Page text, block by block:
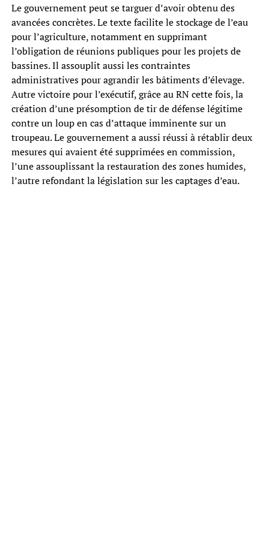
Le gouvernement peut se targuer d’avoir obtenu des
avancées concrètes. Le texte facilite le stockage de l’eau
pour l’agriculture, notamment en supprimant
l’obligation de réunions publiques pour les projets de
bassines. Il assouplit aussi les contraintes
administratives pour agrandir les bâtiments d’élevage.
Autre victoire pour l’exécutif, grâce au RN cette fois, la
création d’une présomption de tir de défense légitime
contre un loup en cas d’attaque imminente sur un
troupeau. Le gouvernement a aussi réussi à rétablir deux
mesures qui avaient été supprimées en commission,
l’une assouplissant la restauration des zones humides,
l’autre refondant la législation sur les captages d’eau.